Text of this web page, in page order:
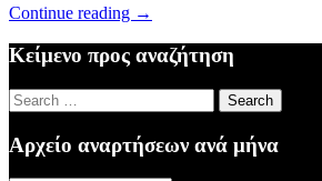
Continue reading “ΕΝΗΜΕΡΩΣΗ
(4)”
→
Κείμενο προς αναζήτηση
Search
for:
Αρχείο αναρτήσεων ανά μήνα